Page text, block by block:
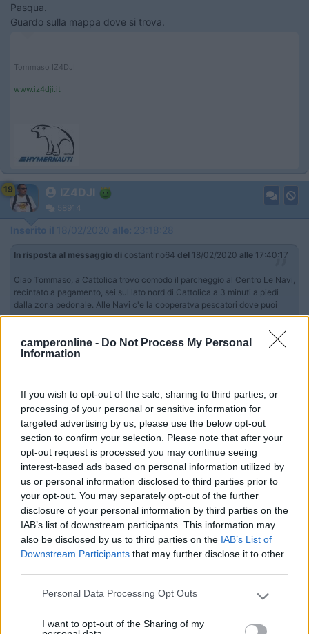
camperonline - Do Not Process My Personal
Information
If you wish to opt-out of the sale, sharing to third parties, or
processing of your personal or sensitive information for
targeted advertising by us, please use the below opt-out
section to confirm your selection. Please note that after your
opt-out request is processed you may continue seeing
interest-based ads based on personal information utilized by
us or personal information disclosed to third parties prior to
your opt-out. You may separately opt-out of the further
disclosure of your personal information by third parties on the
IAB’s list of downstream participants. This information may
also be disclosed by us to third parties on the IAB’s List of
Downstream Participants that may further disclose it to other
Please note that this website/app uses one or more Google
not limited to your visit or usage behaviour. You may click to
Personal Data Processing Opt Outs
I want to opt-out of the Sharing of my
Pasqua.
Guardo sulla mappa dove si trova.
Tommaso IZ4DJI
www.iz4dji.it
19 IZ4DJI
58914
Inserito il 18/02/2020 alle: 23:18:28
In risposta al messaggio di costantino64 del 18/02/2020 alle 17:40:17
Ciao Tommaso, a Cattolica trovo comodo il parcheggio al Centro Le Navi,
recintato a pagamento, sei sul lato nord di Cattolica a 3 minuti a piedi
dalla zona pedonale. Alle Navi c'e la cooperatva pescatori dove puoi
pranzare
buon pesce spendendo il giusto.
Negli anni mi è gia capitato due volte (in Bretagna) di trovarmi
buttato giu dal letto dal mercato, o in piena notte dai camion
che devono scaricare i pescherecci, e anche in modo un po
brusco, (chi bussava sembrava avesse un maglio al posto delle
mani) e quindi di solito nei parcheggi vado sempre a leggere se
ci sono cartelli del mercato
.
____________________________________
Tommaso IZ4DJI